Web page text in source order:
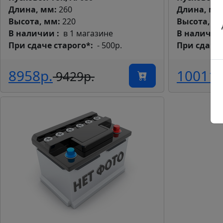
Длина, мм: 260
Высота, мм: 220
В наличии
в 1 магазине
При сдаче старого*
- 500р.
8958р.9429р.
Длина, мм:
Высота,
В наличии
При сдаче
10011р.